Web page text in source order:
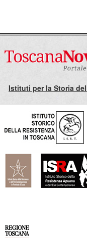
Istituti per la Storia